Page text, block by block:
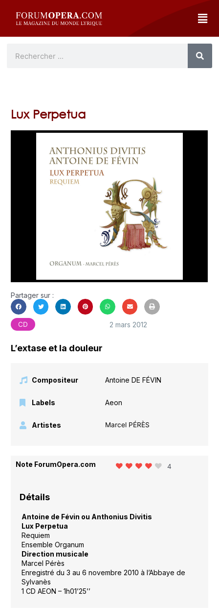
Lux Perpetua
Partager sur :
CD 2 mars 2012
L’extase et la douleur
Compositeur Antoine DE FÉVIN
Labels Aeon
Artistes Marcel PÉRÈS
Note ForumOpera.com 4
Détails
Antoine de Févin ou Anthonius Divitis
Lux Perpetua
Requiem
Ensemble Organum
Direction musicale
Marcel Pérès
Enregistré du 3 au 6 novembre 2010 à l’Abbaye de
Sylvanès
1 CD AEON – 1h01’25’’